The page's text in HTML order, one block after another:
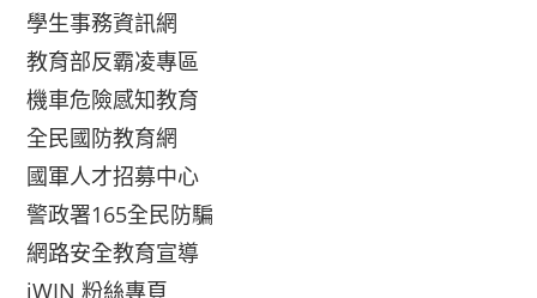
學生事務資訊網
教育部反霸凌專區
機車危險感知教育
全民國防教育網
國軍人才招募中心
警政署165全民防騙
網路安全教育宣導
iWIN 粉絲專頁